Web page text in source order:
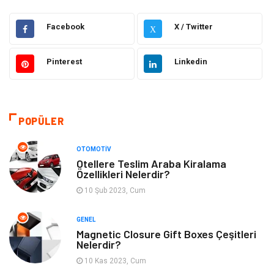
Elektrik & Elektronik Eğitim
Gıda Estetik ve Güzellik
Otomotiv
Giyim
Cilt ve Deri Hastalıkları Bilgisayar & Yazılım
Organizasyon Hastalıklar
Facebook X X / Twitter
Pinterest Linkedin
POPÜLER
OTOMOTIV
Otellere Teslim Araba Kiralama
Özellikleri Nelerdir?
10 Şub 2023, Cum
GENEL
Magnetic Closure Gift Boxes Çeşitleri
Nelerdir?
10 Kas 2023, Cum